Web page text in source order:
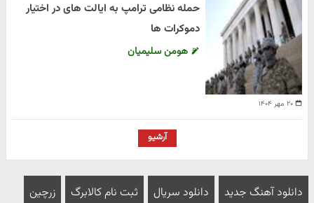
۲۰ مهر ۱۴۰۴
حمله نظامی ترامپ به ایالت های در اختیار
دموکرات ها
هومن سلیمیان
آرشیو
دانلود آهنگ جدید دانلود سریال ثبت نام کالابرگ زرچین